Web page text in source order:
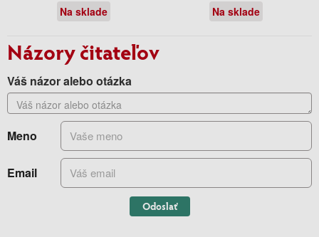
Na sklade Na sklade
Názory čitateľov
Váš názor alebo otázka
Meno
Email
Odoslať